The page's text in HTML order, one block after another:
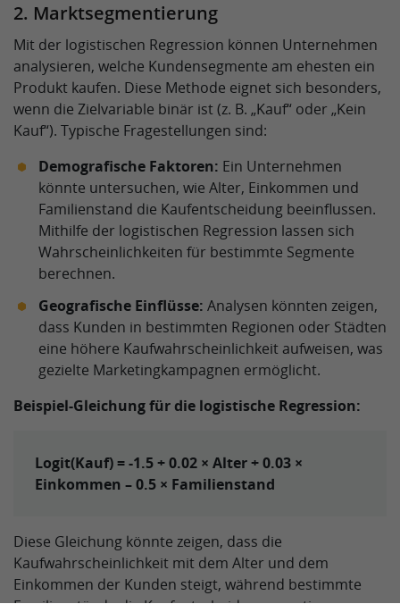
2. Marktsegmentierung
Mit der logistischen Regression können Unternehmen
analysieren, welche Kundensegmente am ehesten ein
Produkt kaufen. Diese Methode eignet sich besonders,
wenn die Zielvariable binär ist (z. B. „Kauf“ oder „Kein
Kauf“). Typische Fragestellungen sind:
Demografische Faktoren: Ein Unternehmen
könnte untersuchen, wie Alter, Einkommen und
Familienstand die Kaufentscheidung beeinflussen.
Mithilfe der logistischen Regression lassen sich
Wahrscheinlichkeiten für bestimmte Segmente
berechnen.
Geografische Einflüsse: Analysen könnten zeigen,
dass Kunden in bestimmten Regionen oder Städten
eine höhere Kaufwahrscheinlichkeit aufweisen, was
gezielte Marketingkampagnen ermöglicht.
Beispiel-Gleichung für die logistische Regression:
Logit(Kauf) = -1.5 + 0.02 × Alter + 0.03 ×
Einkommen – 0.5 × Familienstand
Diese Gleichung könnte zeigen, dass die
Kaufwahrscheinlichkeit mit dem Alter und dem
Einkommen der Kunden steigt, während bestimmte